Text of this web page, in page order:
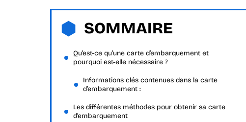
SOMMAIRE
Qu’est-ce qu’une carte d’embarquement et
pourquoi est-elle nécessaire ?
Informations clés contenues dans la carte
d’embarquement :
Les différentes méthodes pour obtenir sa carte
d’embarquement